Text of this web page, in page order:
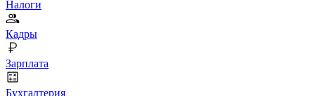
Налоги
Кадры
Зарплата
Бухгалтерия